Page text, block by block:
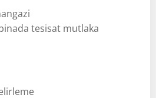
tesisat mutlaka